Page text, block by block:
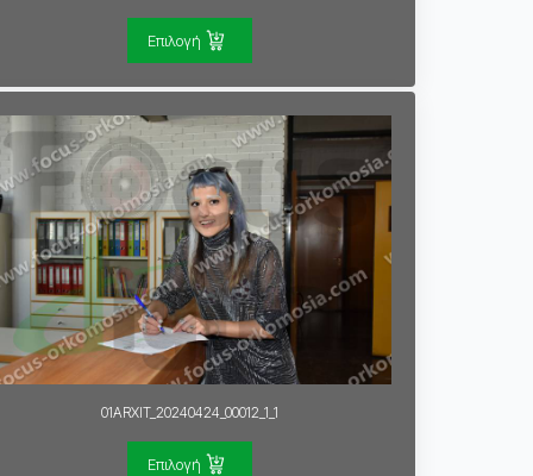
Επιλογή
01ARXIT_20240424_00012_1_1
Επιλογή